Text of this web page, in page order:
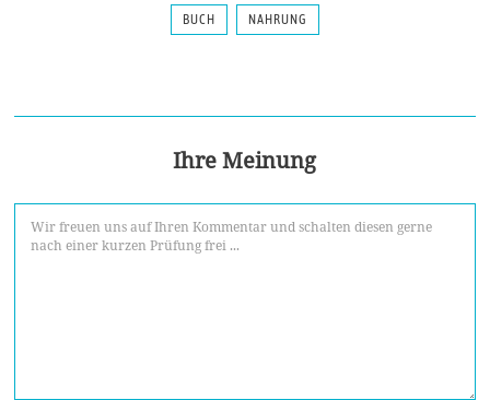
BUCH NAHRUNG
Ihre Meinung